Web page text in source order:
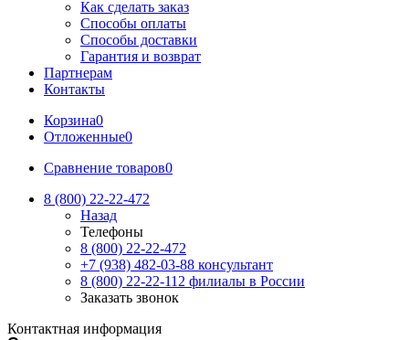
Как сделать заказ
Способы оплаты
Способы доставки
Гарантия и возврат
Партнерам
Контакты
Корзина0
Отложенные0
Сравнение товаров0
8 (800) 22-22-472
Назад
Телефоны
8 (800) 22-22-472
+7 (938) 482-03-88 консультант
8 (800) 22-22-112 филиалы в России
Заказать звонок
Контактная информация